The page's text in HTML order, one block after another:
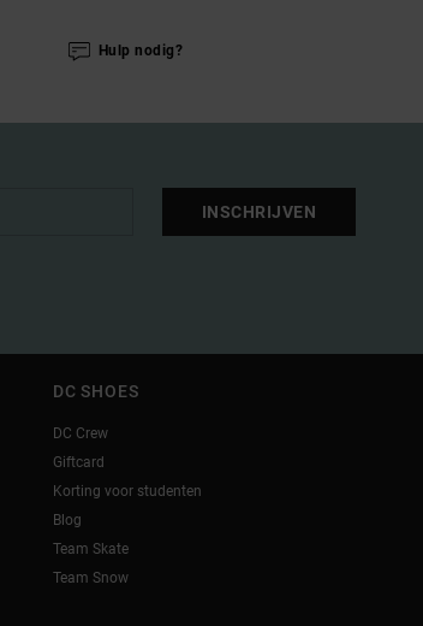
Hulp nodig?
INSCHRIJVEN
DC SHOES
DC Crew
Giftcard
Korting voor studenten
Blog
Team Skate
Team Snow